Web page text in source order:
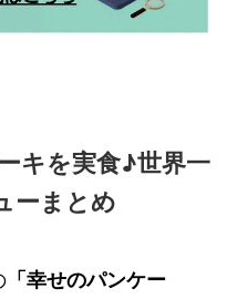
キを実食♪世界一
ーまとめ
「幸せのパンケー